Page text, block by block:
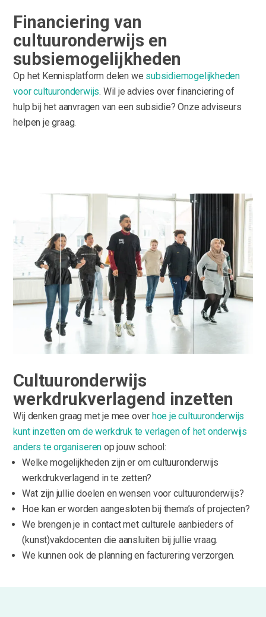
Financiering van
cultuuronderwijs en
subsiemogelijkheden
Op het Kennisplatform delen we subsidiemogelijkheden
voor cultuuronderwijs. Wil je advies over financiering of
hulp bij het aanvragen van een subsidie? Onze adviseurs
helpen je graag.
Cultuuronderwijs
werkdrukverlagend inzetten
Wij denken graag met je mee over hoe je cultuuronderwijs
kunt inzetten om de werkdruk te verlagen of het onderwijs
anders te organiseren op jouw school:
Welke mogelijkheden zijn er om cultuuronderwijs
werkdrukverlagend in te zetten?
Wat zijn jullie doelen en wensen voor cultuuronderwijs?
Hoe kan er worden aangesloten bij thema’s of projecten?
We brengen je in contact met culturele aanbieders of
(kunst)vakdocenten die aansluiten bij jullie vraag.
We kunnen ook de planning en facturering verzorgen.